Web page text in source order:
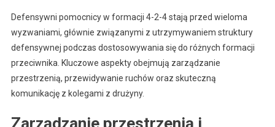
Defensywni pomocnicy w formacji 4-2-4 stają przed wieloma
wyzwaniami, głównie związanymi z utrzymywaniem struktury
defensywnej podczas dostosowywania się do różnych formacji
przeciwnika. Kluczowe aspekty obejmują zarządzanie
przestrzenią, przewidywanie ruchów oraz skuteczną
komunikację z kolegami z drużyny.
Zarządzanie przestrzenią i